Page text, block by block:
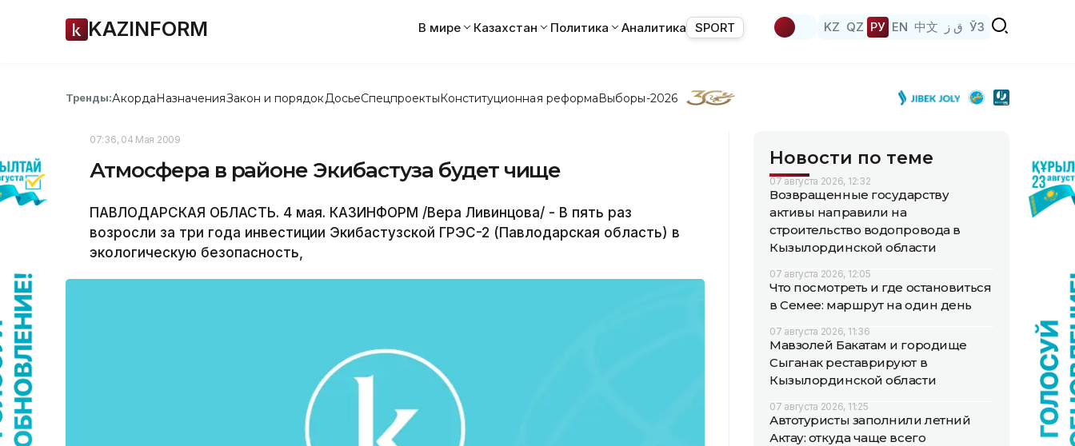
KAZINFORM В мире Казахстан Политика Аналитика SPORT KZ QZ РУ EN 中文 ق ز ЎЗ
Тренды:АкордаНазначенияЗакон и порядок ДосьеСпецпроектыКонституционная реформаВыборы-2026
07:36, 04 Мая 2009
Атмосфера в районе Экибастуза будет чище
ПАВЛОДАРСКАЯ ОБЛАСТЬ. 4 мая. КАЗИНФОРМ /Вера Ливинцова/ - В пять раз
возросли за три года инвестиции Экибастузской ГРЭС-2 (Павлодарская область) в
экологическую безопасность,
Новости по теме
07 августа 2026, 12:32
Возвращенные государству
активы направили на
строительство водопровода в
Кызылординской области
07 августа 2026, 12:05
Что посмотреть и где остановиться
в Семее: маршрут на один день
07 августа 2026, 11:36
Мавзолей Бакатам и городище
Сыганак реставрируют в
Кызылординской области
07 августа 2026, 11:25
Автотуристы заполнили летний
Актау: откуда чаще всего